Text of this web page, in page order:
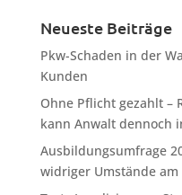
Neueste Beiträge
Pkw-Schaden in der
Kunden
Ohne Pflicht gezahlt –
kann Anwalt dennoch
Ausbildungsumfrage
widriger Umstände am